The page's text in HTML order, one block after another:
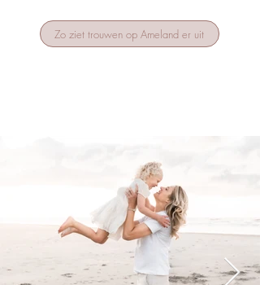
Zo ziet trouwen op Ameland er uit